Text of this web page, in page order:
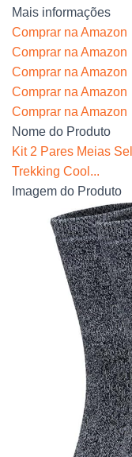
Mais informações
Comprar na Amazon
Comprar na Amazon
Comprar na Amazon
Comprar na Amazon
Comprar na Amazon
Nome do Produto
Kit 2 Pares Meias
Trekking Cool...
Imagem do Produto